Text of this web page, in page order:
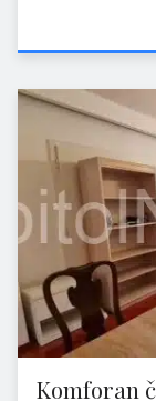
Komforan